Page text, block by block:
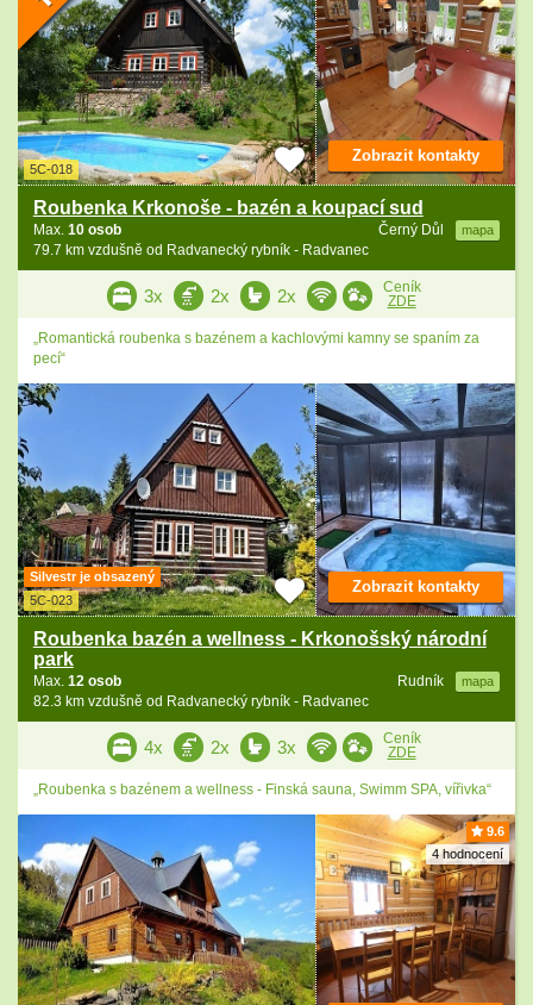
5C-018
Roubenka Krkonoše - bazén a koupací sud
Černý Důl mapa
Max. 10 osob
79.7 km vzdušně od Radvanecký rybník - Radvanec
Zobrazit kontakty
3x 2x 2x
Ceník
ZDE
„Romantická roubenka s bazénem a kachlovými kamny se spaním za
pecí“
Silvestr je obsazený
5C-023
Roubenka bazén a wellness - Krkonošský národní
park
Rudník mapa
Max. 12 osob
82.3 km vzdušně od Radvanecký rybník - Radvanec
Zobrazit kontakty
4x 2x 3x
Ceník
ZDE
„Roubenka s bazénem a wellness - Finská sauna, Swimm SPA, vířivka“
9.6
4 hodnocení